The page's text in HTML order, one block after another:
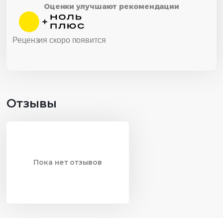
Оценки улучшают рекомендации
Рецензия скоро появится
Отзывы
Пока нет отзывов